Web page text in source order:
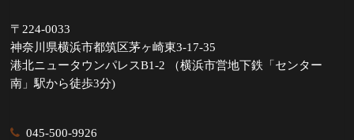
〒224-0033
神奈川県横浜市都筑区茅ヶ崎東3-17-35
港北ニュータウンパレスB1-2 （横浜市営地下鉄「センター
南」駅から徒歩3分)
045-500-9926